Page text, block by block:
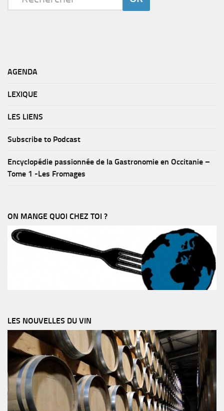
AGENDA
LEXIQUE
LES LIENS
Subscribe to Podcast
Encyclopédie passionnée de la Gastronomie en Occitanie –
Tome 1 -Les Fromages
ON MANGE QUOI CHEZ TOI ?
LES NOUVELLES DU VIN